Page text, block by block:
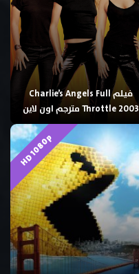
فيلم Charlie’s Angels Full
Throttle 2003 مترجم اون لاين
HD 1080p